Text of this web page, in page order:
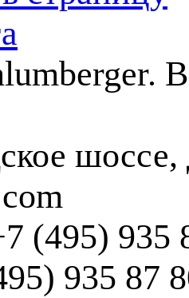
(495) 935
935 87